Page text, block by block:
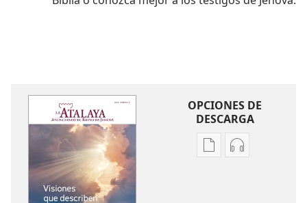
OPCIONES DE
DESCARGA
OpcionesOpciones